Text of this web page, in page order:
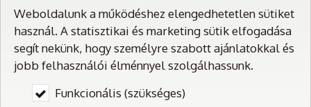
Telefonszám: +36 30 941 2995
E-mail:
flopex@flopex.hu
Web: https://flopex.hu/
Névjegykártya mentése
Weboldalunk a működéshez elengedhetetlen sütiket
használ. A statisztikai és marketing sütik elfogadása
segít nekünk, hogy személyre szabott ajánlatokkal és
jobb felhasználói élménnyel szolgálhassunk.
Funkcionális (szükséges)